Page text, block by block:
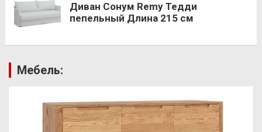
Диван Сонум Remy Тедди
пепельный Длина 215 см
Мебель: